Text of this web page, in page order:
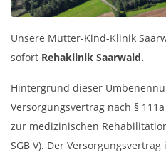
Unsere Mutter-Kind-Klinik
sofort Rehaklinik Saarwald.
Hintergrund dieser
Versorgungsvertrag nach §
zur medizinischen
SGB V). Der